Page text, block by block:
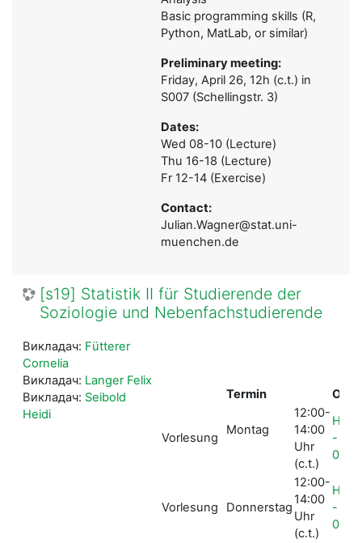
Basic programming skills (R,
Python, MatLab, or similar)
Preliminary meeting:
Friday, April 26, 12h (c.t.) in
S007 (Schellingstr. 3)
Dates:
Wed 08-10 (Lecture)
Thu 16-18 (Lecture)
Fr 12-14 (Exercise)
Contact:
Julian.Wagner@stat.uni-
muenchen.de
[s19] Statistik II für Studierende der
Soziologie und Nebenfachstudierende
Termin Ort
Vorlesung
Montag
12:00-
14:00
Uhr
(c.t.)
HGB
- E
004
Vorlesung Donnerstag
12:00-
14:00
Uhr
(c.t.)
HGB
- E
004
Викладач: Fütterer
Cornelia
Викладач: Langer Felix
Викладач: Seibold
Heidi